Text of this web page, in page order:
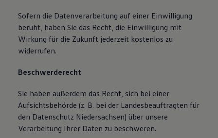
Sofern die Datenverarbeitung auf einer Einwilligung
beruht, haben Sie das Recht, die Einwilligung mit
Wirkung für die Zukunft jederzeit kostenlos zu
widerrufen.
Beschwerderecht
Sie haben außerdem das Recht, sich bei einer
Aufsichtsbehörde (z. B. bei der Landesbeauftragten für
den Datenschutz Niedersachsen) über unsere
Verarbeitung Ihrer Daten zu beschweren.